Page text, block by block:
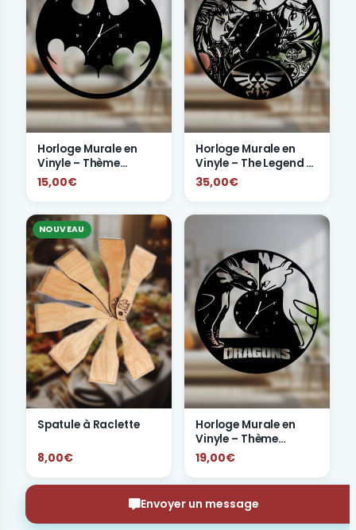
Horloge Murale en
Vinyle – Thème
Batman
15,00€
Horloge Murale en
Vinyle – The Legend of
Zelda
35,00€
NOUVEAU
Spatule à Raclette
8,00€
Horloge Murale en
Vinyle – Thème
"Dragons"
19,00€
Envoyer un message